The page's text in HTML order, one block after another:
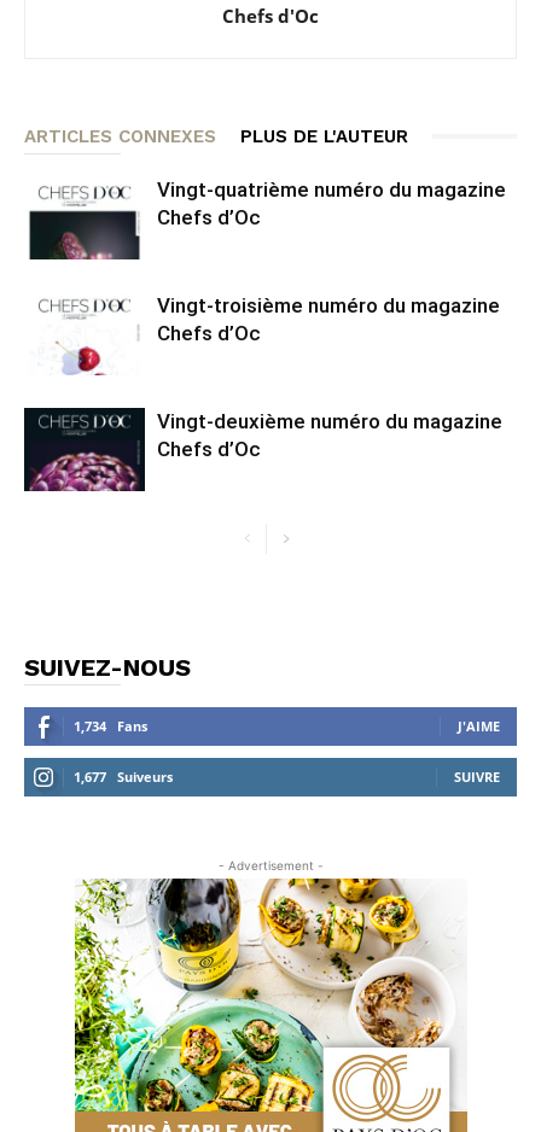
Chefs d'Oc
ARTICLES CONNEXES PLUS DE L'AUTEUR
Vingt-quatrième numéro du magazine
Chefs d’Oc
Vingt-troisième numéro du magazine
Chefs d’Oc
Vingt-deuxième numéro du magazine
Chefs d’Oc
SUIVEZ-NOUS
1,734 Fans J'AIME
1,677 Suiveurs SUIVRE
- Advertisement -